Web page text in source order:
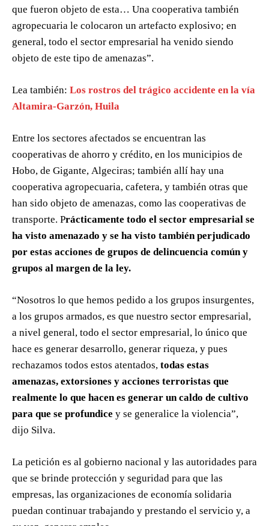
que fueron objeto de esta… Una cooperativa también
agropecuaria le colocaron un artefacto explosivo; en
general, todo el sector empresarial ha venido siendo
objeto de este tipo de amenazas”.
Lea también: Los rostros del trágico accidente en la vía
Altamira-Garzón, Huila
Entre los sectores afectados se encuentran las
cooperativas de ahorro y crédito, en los municipios de
Hobo, de Gigante, Algeciras; también allí hay una
cooperativa agropecuaria, cafetera, y también otras que
han sido objeto de amenazas, como las cooperativas de
transporte. Prácticamente todo el sector empresarial se
ha visto amenazado y se ha visto también perjudicado
por estas acciones de grupos de delincuencia común y
grupos al margen de la ley.
“Nosotros lo que hemos pedido a los grupos insurgentes,
a los grupos armados, es que nuestro sector empresarial,
a nivel general, todo el sector empresarial, lo único que
hace es generar desarrollo, generar riqueza, y pues
rechazamos todos estos atentados, todas estas
amenazas, extorsiones y acciones terroristas que
realmente lo que hacen es generar un caldo de cultivo
para que se profundice y se generalice la violencia”,
dijo Silva.
La petición es al gobierno nacional y las autoridades para
que se brinde protección y seguridad para que las
empresas, las organizaciones de economía solidaria
puedan continuar trabajando y prestando el servicio y, a